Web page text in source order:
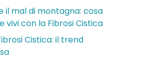
il mal di montagna: cosa
vivi con la Fibrosi Cistica
Cistica: il trend